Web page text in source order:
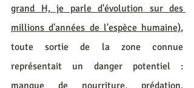
grand H, je parle d'évolution sur des
millions d'années de l'espèce humaine),
toute sortie de la zone connue
représentait un danger potentiel :
manque de nourriture, prédation,